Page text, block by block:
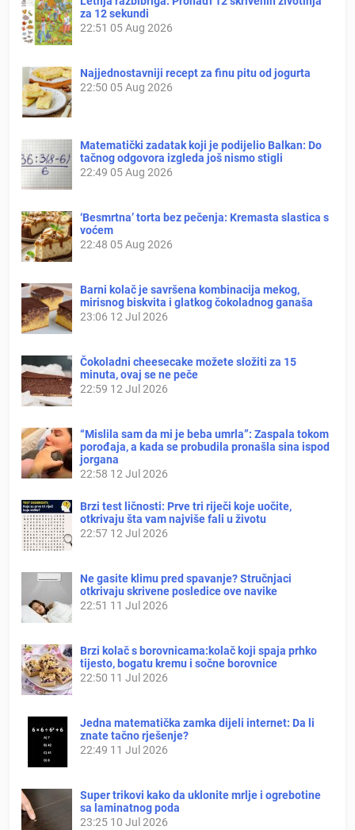
za 12 sekundi
22:51 05 Aug 2026
Najjednostavniji recept za finu pitu od jogurta
22:50 05 Aug 2026
Matematički zadatak koji je podijelio Balkan: Do
tačnog odgovora izgleda još nismo stigli
22:49 05 Aug 2026
‘Besmrtna’ torta bez pečenja: Kremasta slastica s
voćem
22:48 05 Aug 2026
Barni kolač je savršena kombinacija mekog,
mirisnog biskvita i glatkog čokoladnog ganaša
23:06 12 Jul 2026
Čokoladni cheesecake možete složiti za 15
minuta, ovaj se ne peče
22:59 12 Jul 2026
“Mislila sam da mi je beba umrla”: Zaspala tokom
porođaja, a kada se probudila pronašla sina ispod
jorgana
22:58 12 Jul 2026
Brzi test ličnosti: Prve tri riječi koje uočite,
otkrivaju šta vam najviše fali u životu
22:57 12 Jul 2026
Ne gasite klimu pred spavanje? Stručnjaci
otkrivaju skrivene posledice ove navike
22:51 11 Jul 2026
Brzi kolač s borovnicama:kolač koji spaja prhko
tijesto, bogatu kremu i sočne borovnice
22:50 11 Jul 2026
Jedna matematička zamka dijeli internet: Da li
znate tačno rješenje?
22:49 11 Jul 2026
Super trikovi kako da uklonite mrlje i ogrebotine
sa laminatnog poda
23:25 10 Jul 2026